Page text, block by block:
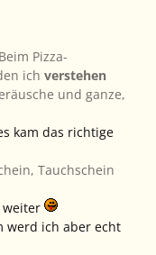
Pizza-
ich verstehen
und ganze,
kam das richtige
Tauchschein
weiter
werd ich aber echt